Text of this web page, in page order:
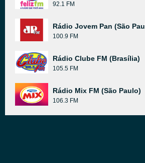
92.1 FM
Rádio Jovem Pan (São
100.9 FM
Rádio Clube FM (Brasília)
105.5 FM
Rádio Mix FM (São Paulo)
106.3 FM